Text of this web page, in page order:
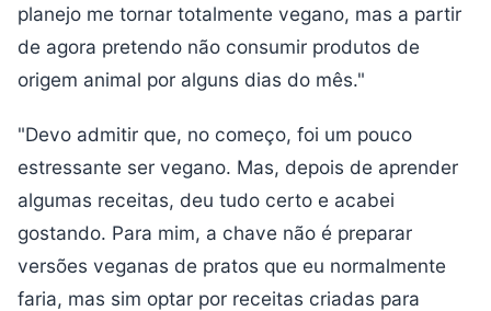
planejo me tornar totalmente vegano, mas a partir
de agora pretendo não consumir produtos de
origem animal por alguns dias do mês."
"Devo admitir que, no começo, foi um pouco
estressante ser vegano. Mas, depois de aprender
algumas receitas, deu tudo certo e acabei
gostando. Para mim, a chave não é preparar
versões veganas de pratos que eu normalmente
faria, mas sim optar por receitas criadas para